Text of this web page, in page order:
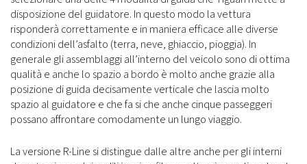
disposizione del guidatore. In questo modo la vettura
risponderà correttamente e in maniera efficace alle diverse
condizioni dell’asfalto (terra, neve, ghiaccio, pioggia). In
generale gli assemblaggi all’interno del veicolo sono di ottima
qualità e anche lo spazio a bordo è molto anche grazie alla
posizione di guida decisamente verticale che lascia molto
spazio al guidatore e che fa si che anche cinque passeggeri
possano affrontare comodamente un lungo viaggio.
La versione R-Line si distingue dalle altre anche per gli interni